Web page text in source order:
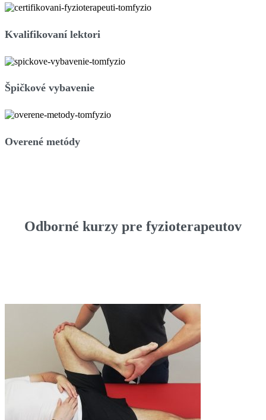
Kvalifikovaní lektori
Špičkové vybavenie
Overené metódy
Odborné kurzy pre fyzioterapeutov